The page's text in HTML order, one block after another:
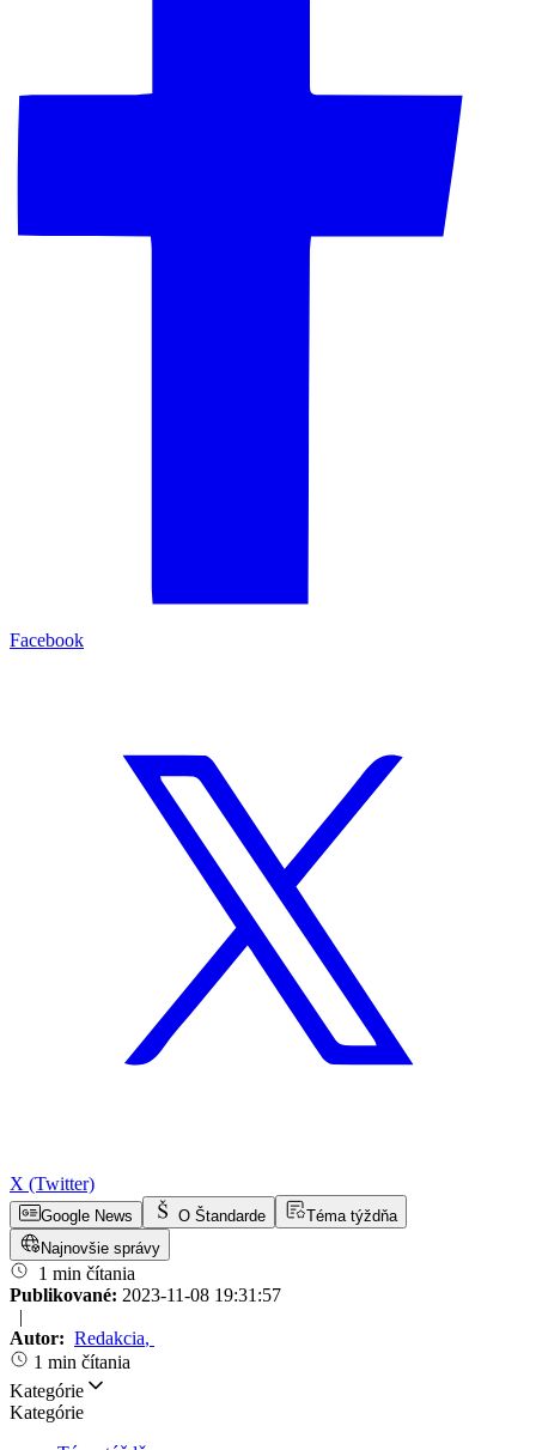
Facebook
X (Twitter)
Google News O Štandarde
Téma týždňa
Najnovšie správy
1 min čítania
Publikované: 2023-11-08 19:31:57
|
Autor: Redakcia,
1 min čítania
Kategórie
Kategórie